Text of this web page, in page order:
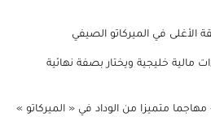
الأغلى في الميركاتو الصيفي
مالية خليجية ويختار بصفة نهائية
متميزا من الوداد في « الميركاتو »